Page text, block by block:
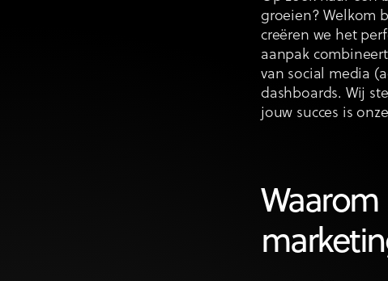
groeien? Welkom
creëren we het
aanpak
van social media
dashboards. Wij
jouw succes is
Waarom